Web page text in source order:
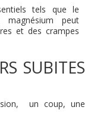
tels que le
peut
et des crampes
SUBITES
un coup, une